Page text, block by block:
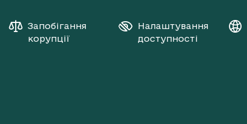
Запобігання
корупції
Налаштування
доступності